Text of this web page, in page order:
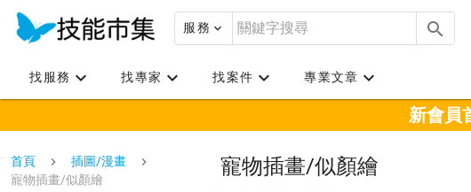
服務
找服務 找專家 找案件 專業文章
新會員
首頁
插圖/漫畫
寵物插畫/似顏繪
寵物插畫/似顏繪